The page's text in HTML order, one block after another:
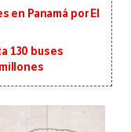
en Panamá por El
130 buses